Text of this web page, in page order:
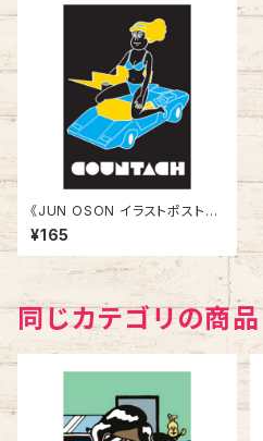
《JUN OSON イラストポストカ
ード》CJ-6／ COUNTACH
¥165
同じカテゴリの商品